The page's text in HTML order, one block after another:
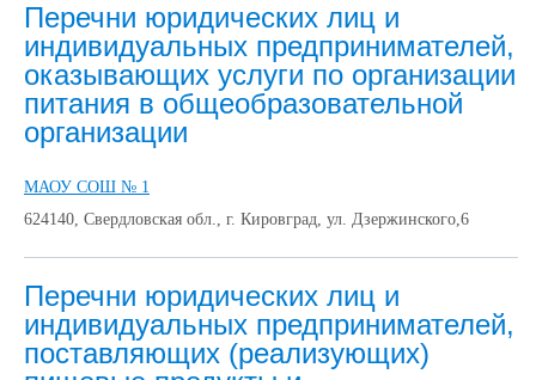
Перечни юридических лиц и
индивидуальных предпринимателей,
оказывающих услуги по организации
питания в общеобразовательной
организации
МАОУ СОШ № 1
624140, Свердловская обл., г. Кировград, ул. Дзержинского,6
Перечни юридических лиц и
индивидуальных предпринимателей,
поставляющих (реализующих)